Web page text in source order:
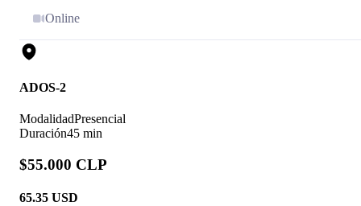
Online
ADOS-2
ModalidadPresencial
Duración45 min
$55.000 CLP
65.35 USD